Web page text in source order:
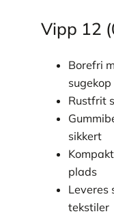
Vipp 12
Borefri
sugekop
Rustfrit
sikkert
plads
Leveres
tekstiler